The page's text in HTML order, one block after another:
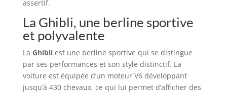
assertif.
La Ghibli, une berline sportive
et polyvalente
La Ghibliest une berline sportive qui se distingue
par ses performances et son style distinctif. La
voiture est équipée d’un moteur V6 développant
jusqu’à 430 chevaux, ce qui lui permet d’afficher des